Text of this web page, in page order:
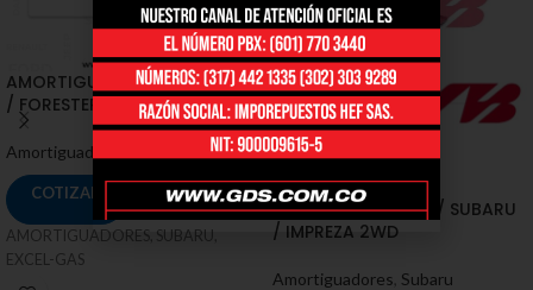
AMORTIGUADORES / SUBARU
/ FORESTER X, XT LIMITED [SH]
Amortiguadores
COTIZAR
AMORTIGUADORES, SUBARU,
EXCEL-GAS
AMORTIGUADORES / SUBARU
/ IMPREZA 2WD
Amortiguadores Subaru